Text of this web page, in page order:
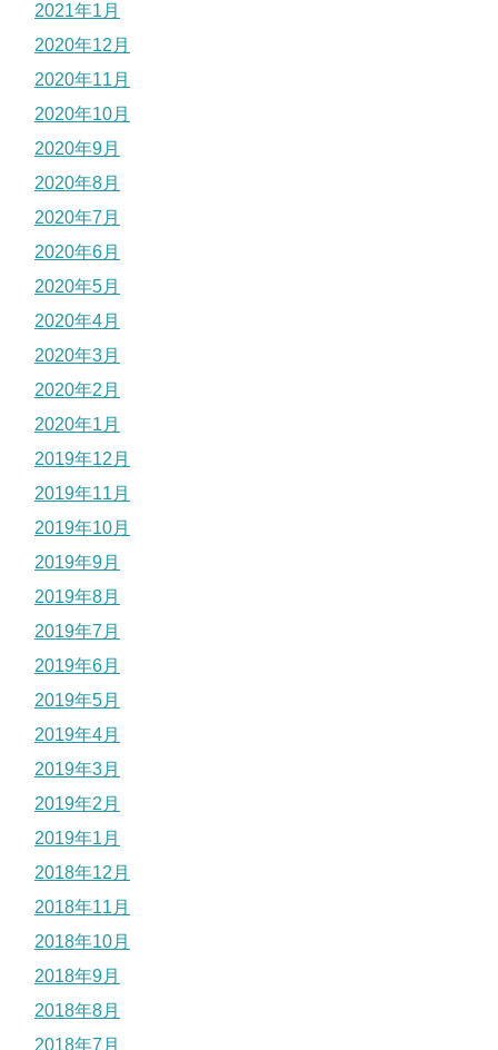
2021年1月
2020年12月
2020年11月
2020年10月
2020年9月
2020年8月
2020年7月
2020年6月
2020年5月
2020年4月
2020年3月
2020年2月
2020年1月
2019年12月
2019年11月
2019年10月
2019年9月
2019年8月
2019年7月
2019年6月
2019年5月
2019年4月
2019年3月
2019年2月
2019年1月
2018年12月
2018年11月
2018年10月
2018年9月
2018年8月
2018年7月